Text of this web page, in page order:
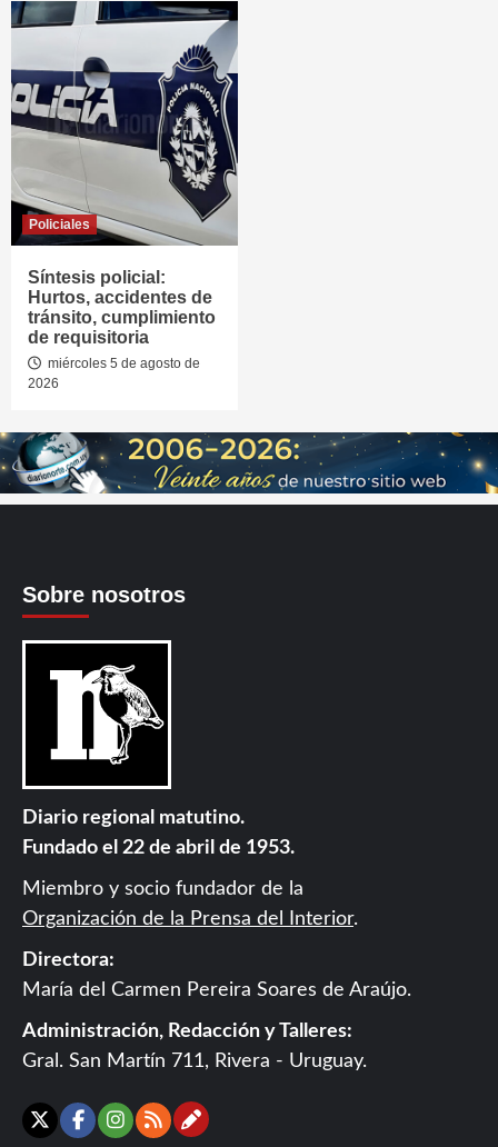
Policiales
Síntesis policial:
Hurtos, accidentes de
tránsito, cumplimiento
de requisitoria
miércoles 5 de agosto de
2026
Sobre nosotros
Diario regional matutino.
Fundado el 22 de abril de 1953.
Miembro y socio fundador de la
Organización de la Prensa del Interior.
Directora:
María del Carmen Pereira Soares de Araújo.
Administración, Redacción y Talleres:
Gral. San Martín 711, Rivera - Uruguay.
X Facebook
Instagram
RSSContáctanos